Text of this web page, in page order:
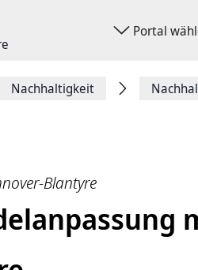
Portal
Nachhaltigkeit
Blantyre